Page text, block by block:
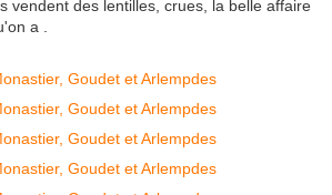
vendent des lentilles, crues, la belle affaire
a .